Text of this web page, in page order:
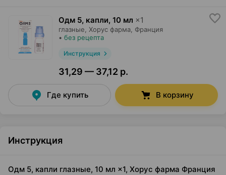
Одм 5, капли, 10 мл ×1
глазные, Хорус фарма , Франция
• без рецепта
Инструкция
31,29 — 37,12 р.
Где купить В корзину
Инструкция
Одм 5, капли глазные, 10 мл ×1, Хорус фарма Франция